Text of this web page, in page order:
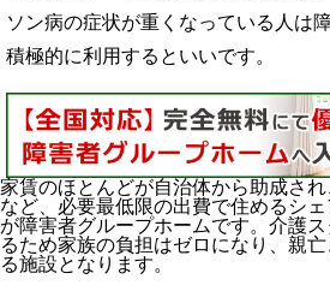
ソン病の症状が重くなっている人は
積極的に利用するといいです。
家賃のほとんどが自治体から助成さ
など、必要最低限の出費で住めるシ
が障害者グループホームです。介護
るため家族の負担はゼロになり、親
る施設となります。